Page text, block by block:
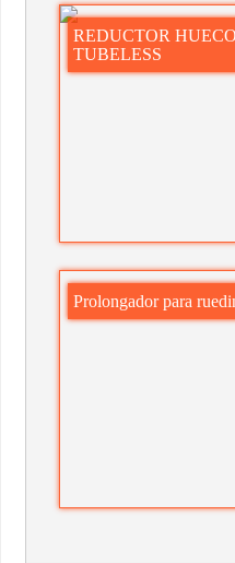
REDUCTOR
TUBELESS
Prolongador para